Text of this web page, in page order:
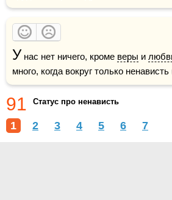
У нас нет ничего, кроме веры и
много, когда вокруг только
91 Статус про ненависть
1 2 3 4 5 6 7